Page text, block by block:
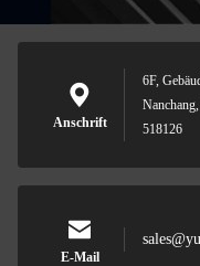
Anschrift
6F,
518126
E-Mail